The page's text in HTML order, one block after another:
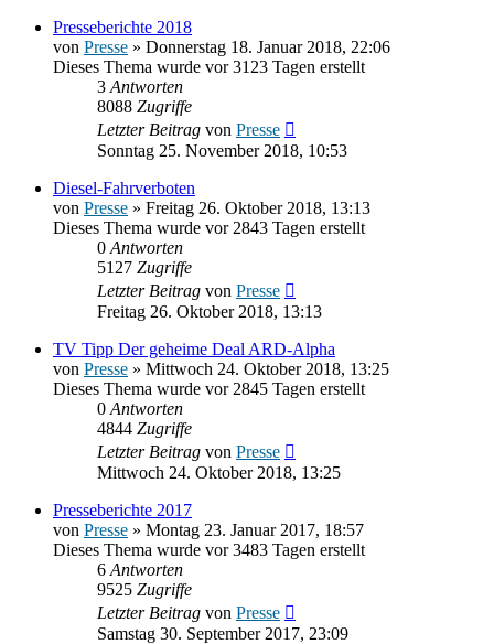
Presseberichte 2018
von Presse » Donnerstag 18. Januar 2018, 22:06
Dieses Thema wurde vor 3123 Tagen erstellt
3 Antworten
8088 Zugriffe
Letzter Beitrag von Presse
Sonntag 25. November 2018, 10:53
Diesel-Fahrverboten
von Presse » Freitag 26. Oktober 2018, 13:13
Dieses Thema wurde vor 2843 Tagen erstellt
0 Antworten
5127 Zugriffe
Letzter Beitrag von Presse
Freitag 26. Oktober 2018, 13:13
TV Tipp Der geheime Deal ARD-Alpha
von Presse » Mittwoch 24. Oktober 2018, 13:25
Dieses Thema wurde vor 2845 Tagen erstellt
0 Antworten
4844 Zugriffe
Letzter Beitrag von Presse
Mittwoch 24. Oktober 2018, 13:25
Presseberichte 2017
von Presse » Montag 23. Januar 2017, 18:57
Dieses Thema wurde vor 3483 Tagen erstellt
6 Antworten
9525 Zugriffe
Letzter Beitrag von Presse
Samstag 30. September 2017, 23:09